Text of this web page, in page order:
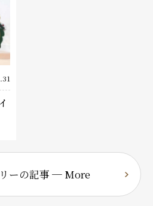
ーの記事 ─ More